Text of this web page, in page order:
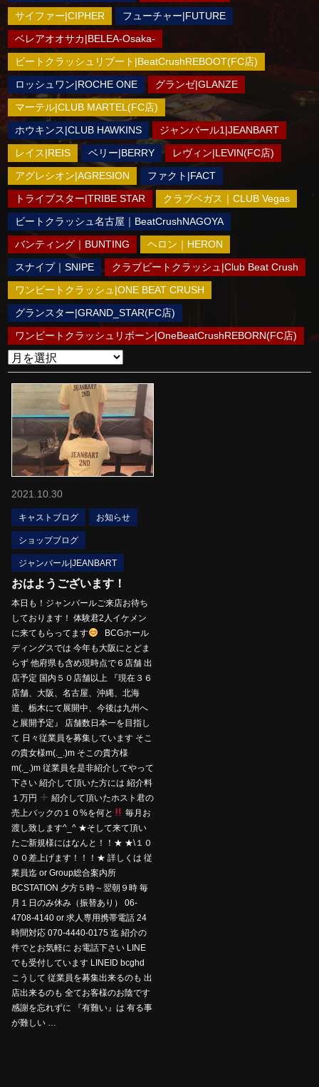
サイファー|CIPHER
フューチャー|FUTURE
ベレアオオサカ|BELEA-Osaka-
ビートクラッシュリブート|BeatCrushREBOOT(FC店)
ロッシュワン|ROCHE ONE
グランゼ|GLANZE
マーテル|CLUB MARTEL(FC店)
ホウキンス|CLUB HAWKINS
ジャンバール1|JEANBART
レイス|REIS
ベリー|BERRY
レヴィン|LEVIN(FC店)
アグレシオン|AGRESION
ファクト|FACT
トライブスター|TRIBE STAR
クラブベガス｜CLUB Vegas
ビートクラッシュ名古屋｜BeatCrushNAGOYA
バンティング｜BUNTING
ヘロン｜HERON
スナイプ｜SNIPE
クラブビートクラッシュ|Club Beat Crush
ワンビートクラッシュ|ONE BEAT CRUSH
グランスター|GRAND_STAR(FC店)
ワンビートクラッシュリボーン|OneBeatCrushREBORN(FC店)
2021.10.30
キャストブログ お知らせ
ショップブログ
ジャンバール|JEANBART
おはようございます！
本日も！ジャンバールご来店お待ち
しております！ 体験君2人イケメン
に来てもらってます
BCGホール
ディングスでは 今年も大阪にとどま
らず 他府県も含め現時点で６店舗 出
店予定 国内５０店舗以上 『現在３６
店舗、大阪、名古屋、沖縄、北海
道、栃木にて展開中、今後は九州へ
と展開予定』 店舗数日本一を目指し
て 日々従業員を募集しています そこ
の貴女様m(._.)m そこの貴方様
m(._.)m 従業員を是非紹介してやって
下さい 紹介して頂いた方には 紹介料
１万円
紹介して頂いたホスト君の
売上バックの１０%を何と
毎月お
渡し致します^_^ ★そして来て頂い
たご新規様にはなんと！！★ ★\１０
００差上げます！！！★ 詳しくは 従
業員迄 or Group総合案内所
BCSTATION 夕方５時～翌朝９時 毎
月１日のみ休み（振替あり） 06-
4708-4140 or 求人専用携帯電話 24
時間対応 070-4440-0175 迄 紹介の
件でとお気軽に お電話下さい LINE
でも受付しています LINEID bcghd
こうして 従業員を募集出来るのも 出
店出来るのも 全てお客様のお陰です
感謝を忘れずに 『有難い』は 有る事
が難しい …